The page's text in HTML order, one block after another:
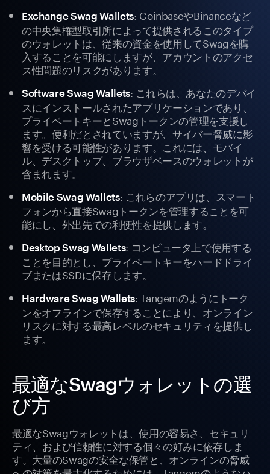
Exchange Swag Wallets: CoinbaseやBinanceなど
の中央集権型取引所によって提供されるこのタイプ
のウォレットは、従来の資金を使用してSwagを購
入することを可能にしますが、アカウントのアクセ
ス性問題のリスクがあります。
Software Swag Wallets: これらは、あなたのデバイ
スにインストールされたアプリケーションであり、
プライベートキーとSwagトークンの管理を支援し
ます。便利だとされていますが、サイバー脅威に影
響を受ける可能性があります。これには、モバイ
ル、デスクトップ、ブラウザベースのウォレットが
含まれます。
Mobile Swag Wallets: これらのアプリは、スマート
フォンから直接Swagトークンを管理することを可
能にし、外出先での利便性を提供します。
Desktop Swag Wallets: コンピュータ上で使用する
ことを目的とし、プライベートキーをハードドライ
ブまたはSSDに保存します。
Hardware Swag Wallets: Tangemのようにトーク
ンをオフラインで保存することにより、オンライン
リスクに対する最高レベルのセキュリティを提供し
ます。
最適なSwagウォレットの選
び方
最適なSwagウォレットは、使用の容易さ、セキュリ
ティ、および信頼性に対する個々の好みに依存しま
す。大量のSwagの安全な保管と、オンラインの脅威